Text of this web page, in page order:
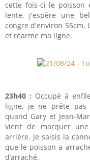
cette fois-ci le poisson
lente, j'espère une
congre d'environ 55cm.
et réarme ma ligne.
23h40 : Occupé à
ligne, je ne prête pas
quand Gary et Jean-
vient de marquer
arrière. Je saisis la
que le poisson a
d’arraché.